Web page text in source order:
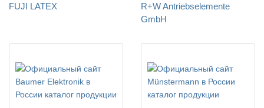
FUJI LATEX
R+W Antriebselemente
GmbH